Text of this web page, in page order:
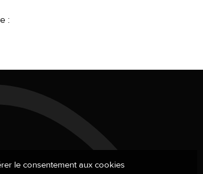
le consentement aux cookies
: